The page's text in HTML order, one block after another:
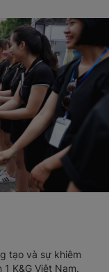
tạo và sự khiêm
K&G Việt Nam.